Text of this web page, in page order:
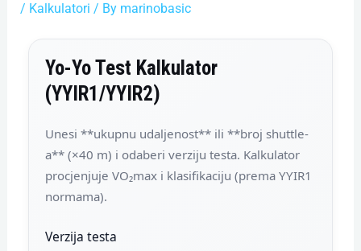
/ Kalkulatori / By marinobasic
Yo-Yo Test Kalkulator
(YYIR1/YYIR2)
Unesi **ukupnu udaljenost** ili **broj shuttle-
a** (×40 m) i odaberi verziju testa. Kalkulator
procjenjuje VO₂max i klasifikaciju (prema YYIR1
normama).
Verzija testa